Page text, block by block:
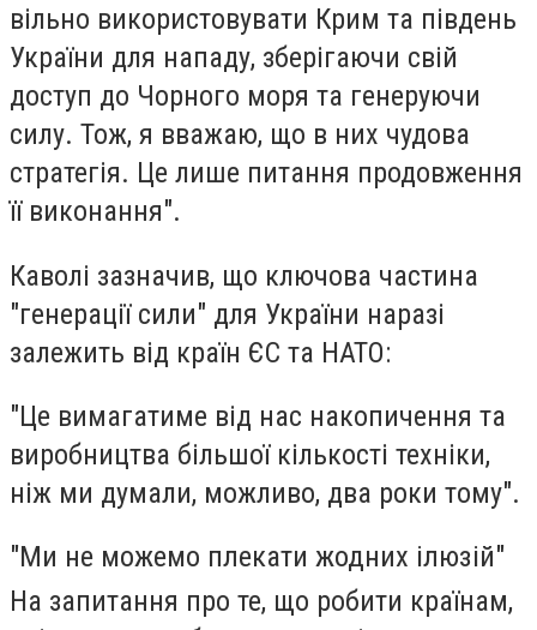
вільно використовувати Крим та південь
України для нападу, зберігаючи свій
доступ до Чорного моря та генеруючи
силу. Тож, я вважаю, що в них чудова
стратегія. Це лише питання продовження
її виконання".
Каволі зазначив, що ключова частина
"генерації сили" для України наразі
залежить від країн ЄС та НАТО:
"Це вимагатиме від нас накопичення та
виробництва більшої кількості техніки,
ніж ми думали, можливо, два роки тому".
"Ми не можемо плекати жодних ілюзій"
На запитання про те, що робити країнам,